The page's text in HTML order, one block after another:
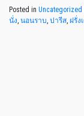
Posted in Uncategorized
นั่ง, นอนราบ, ปารีส, ฝรั่ง